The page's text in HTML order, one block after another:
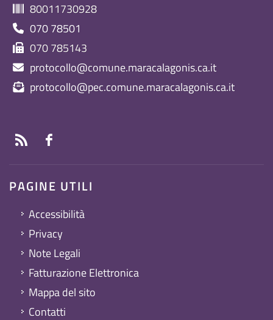
80011730928
070 78501
070 785143
protocollo@comune.maracalagonis.ca.it
protocollo@pec.comune.maracalagonis.ca.it
PAGINE UTILI
Accessibilità
Privacy
Note Legali
Fatturazione Elettronica
Mappa del sito
Contatti